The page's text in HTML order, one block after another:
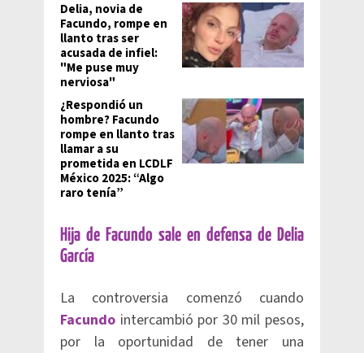
Delia, novia de
Facundo, rompe en
llanto tras ser
acusada de infiel:
"Me puse muy
nerviosa"
¿Respondió un
hombre? Facundo
rompe en llanto tras
llamar a su
prometida en LCDLF
México 2025: “Algo
raro tenía”
Hija de Facundo sale en defensa de Delia
García
La controversia comenzó cuando
Facundo intercambió por 30 mil pesos,
por la oportunidad de tener una